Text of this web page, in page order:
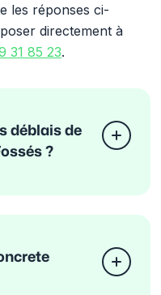
les réponses ci-
directement à
31 85 23.
déblais de
?